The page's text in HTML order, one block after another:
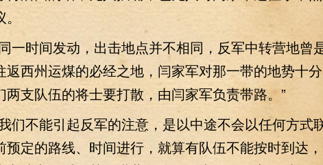
时间发动，出击地点并不相同，反军中转营地曾
返西州运煤的必经之地，闫家军对那一带的地势十分
两支队伍的将士要打散，由闫家军负责带路。”
不能引起反军的注意，是以中途不会以任何方式
定的路线、时间进行，就算有队伍不能按时到达，